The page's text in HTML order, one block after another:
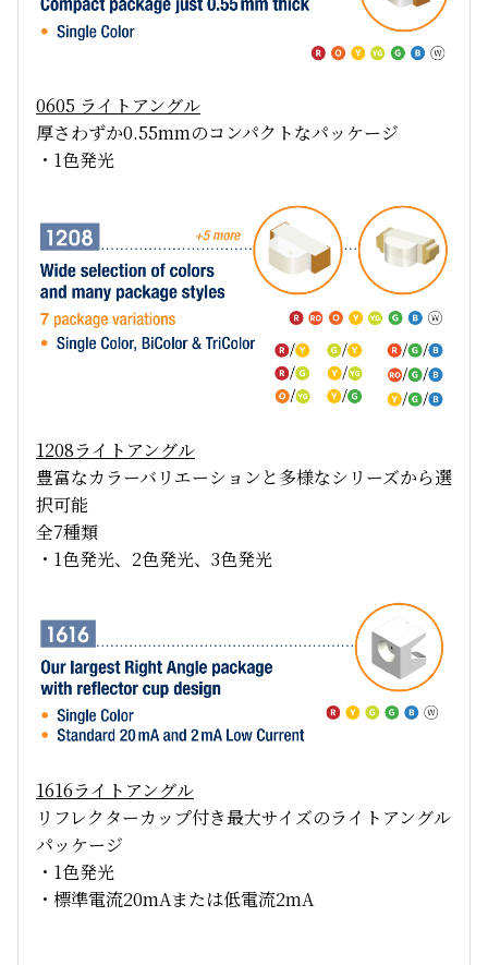
0605 ライトアングル
厚さわずか0.55mmのコンパクトなパッケージ
・1色発光
1208ライトアングル
豊富なカラーバリエーションと多様なシリーズから選
択可能
全7種類
・1色発光、2色発光、3色発光
1616ライトアングル
リフレクターカップ付き最大サイズのライトアングル
パッケージ
・1色発光
・標準電流20mAまたは低電流2mA